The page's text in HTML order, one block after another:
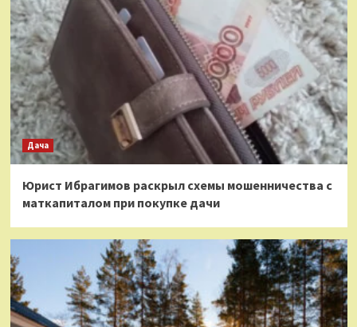
Дача
Юрист Ибрагимов раскрыл схемы мошенничества с
маткапиталом при покупке дачи